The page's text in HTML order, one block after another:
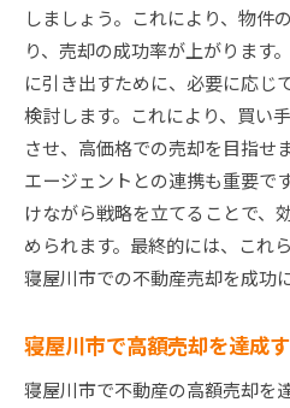
しましょう。これにより、物件
り、売却の成功率が上がります
に引き出すために、必要に応じ
検討します。これにより、買い
させ、高価格での売却を目指せ
エージェントとの連携も重要で
けながら戦略を立てることで、
められます。最終的には、これ
寝屋川市での不動産売却を成功
寝屋川市で高額売却を達成
寝屋川市で不動産の高額売却を